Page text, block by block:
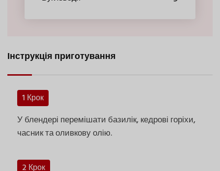
Інструкція приготування
1 Крок
У блендері перемішати базилік, кедрові горіхи,
часник та оливкову олію.
2 Крок